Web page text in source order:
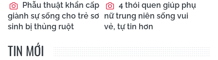
Phẫu thuật khẩn cấp
giành sự sống cho trẻ sơ
sinh bị thủng ruột
4 thói quen giúp phụ
nữ trung niên sống vui
vẻ, tự tin hơn
TIN MỚI